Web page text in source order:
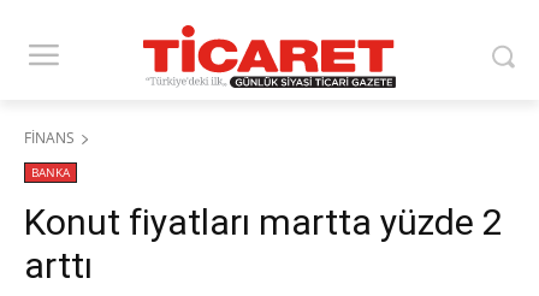
FİNANS
BANKA
Konut fiyatları martta yüzde 2
arttı